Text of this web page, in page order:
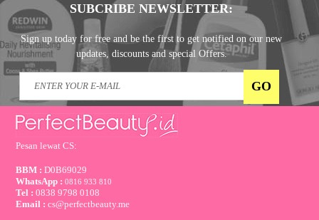
SUBCRIBE NEWSLETTER:
Sign up today for free and be the first to get notified on our new
updates, discounts and special Offers.
Pesan lewat CS:
BBM : D0B69029
WhatsApp :0816 933 810
Tel :0838 9798 0108
Email :cs@perfectbeauty.me